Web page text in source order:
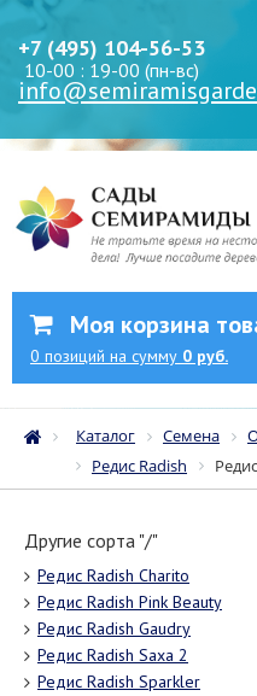
+7 (495) 104-56-53
10-00 : 19-00 (пн-вс)
Моя корзина
0 позиций на сумму 0 руб.
Каталог Семена
Редис Radish
Другие сорта "/"
Редис Radish Charito
Редис Radish Pink Beauty
Редис Radish Gaudry
Редис Radish Saxa 2
Редис Radish Sparkler